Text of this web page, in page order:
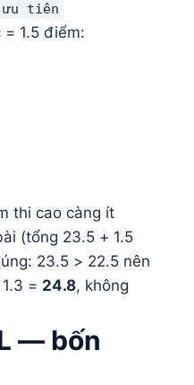
tiên
1.5 điểm:
thi cao càng ít
(tổng 23.5 + 1.5
23.5 > 22.5 nên
= 24.8, không
— bốn